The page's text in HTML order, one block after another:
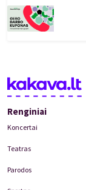
Renginiai
Koncertai
Teatras
Parodos